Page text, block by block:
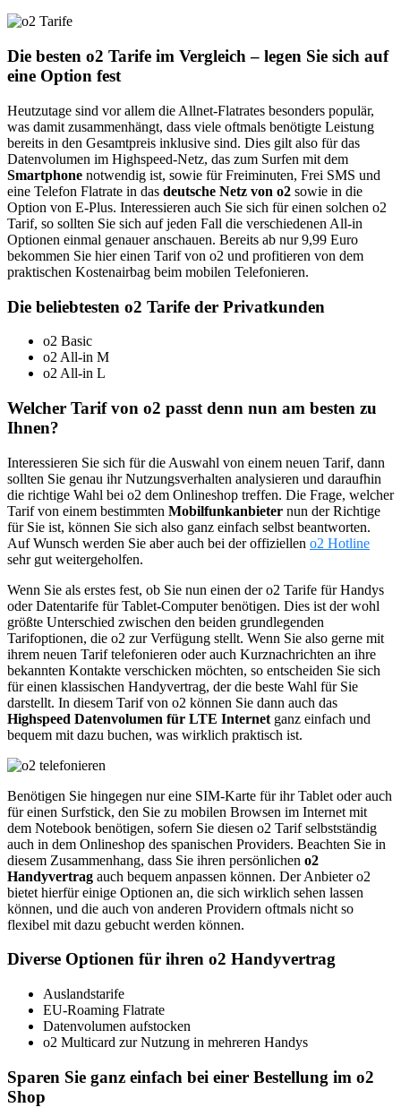
Die besten o2 Tarife im Vergleich – legen Sie sich auf
eine Option fest
Heutzutage sind vor allem die Allnet-Flatrates besonders populär,
was damit zusammenhängt, dass viele oftmals benötigte Leistung
bereits in den Gesamtpreis inklusive sind. Dies gilt also für das
Datenvolumen im Highspeed-Netz, das zum Surfen mit dem
Smartphone notwendig ist, sowie für Freiminuten, Frei SMS und
eine Telefon Flatrate in das deutsche Netz von o2 sowie in die
Option von E-Plus. Interessieren auch Sie sich für einen solchen o2
Tarif, so sollten Sie sich auf jeden Fall die verschiedenen All-in
Optionen einmal genauer anschauen. Bereits ab nur 9,99 Euro
bekommen Sie hier einen Tarif von o2 und profitieren von dem
praktischen Kostenairbag beim mobilen Telefonieren.
Die beliebtesten o2 Tarife der Privatkunden
o2 Basic
o2 All-in M
o2 All-in L
Welcher Tarif von o2 passt denn nun am besten zu
Ihnen?
Interessieren Sie sich für die Auswahl von einem neuen Tarif, dann
sollten Sie genau ihr Nutzungsverhalten analysieren und daraufhin
die richtige Wahl bei o2 dem Onlineshop treffen. Die Frage, welcher
Tarif von einem bestimmten Mobilfunkanbieter nun der Richtige
für Sie ist, können Sie sich also ganz einfach selbst beantworten.
Auf Wunsch werden Sie aber auch bei der offiziellen o2 Hotline
sehr gut weitergeholfen.
Wenn Sie als erstes fest, ob Sie nun einen der o2 Tarife für Handys
oder Datentarife für Tablet-Computer benötigen. Dies ist der wohl
größte Unterschied zwischen den beiden grundlegenden
Tarifoptionen, die o2 zur Verfügung stellt. Wenn Sie also gerne mit
ihrem neuen Tarif telefonieren oder auch Kurznachrichten an ihre
bekannten Kontakte verschicken möchten, so entscheiden Sie sich
für einen klassischen Handyvertrag, der die beste Wahl für Sie
darstellt. In diesem Tarif von o2 können Sie dann auch das
Highspeed Datenvolumen für LTE Internet ganz einfach und
bequem mit dazu buchen, was wirklich praktisch ist.
Benötigen Sie hingegen nur eine SIM-Karte für ihr Tablet oder auch
für einen Surfstick, den Sie zu mobilen Browsen im Internet mit
dem Notebook benötigen, sofern Sie diesen o2 Tarif selbstständig
auch in dem Onlineshop des spanischen Providers. Beachten Sie in
diesem Zusammenhang, dass Sie ihren persönlichen o2
Handyvertrag auch bequem anpassen können. Der Anbieter o2
bietet hierfür einige Optionen an, die sich wirklich sehen lassen
können, und die auch von anderen Providern oftmals nicht so
flexibel mit dazu gebucht werden können.
Diverse Optionen für ihren o2 Handyvertrag
Auslandstarife
EU-Roaming Flatrate
Datenvolumen aufstocken
o2 Multicard zur Nutzung in mehreren Handys
Sparen Sie ganz einfach bei einer Bestellung im o2
Shop